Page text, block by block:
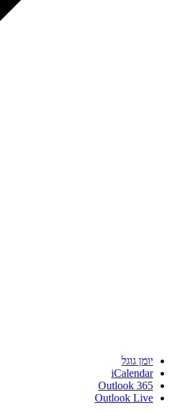
יומן גוגל
iCalendar
Outlook 365
Outlook Live